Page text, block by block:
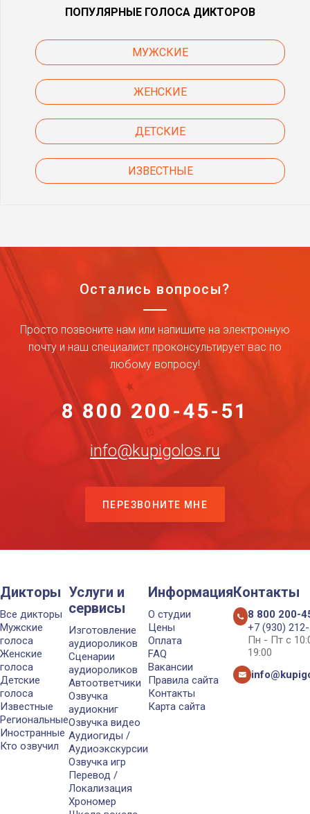
ПОПУЛЯРНЫЕ ГОЛОСА ДИКТОРОВ
МУЖСКИЕ
ЖЕНСКИЕ
ДЕТСКИЕ
ИЗВЕСТНЫЕ
Остались вопросы?
Просто позвоните нам или напишите на электронную
почту и наш специалист проконсультирует вас по
любому вопросу!
8 800 200-45-51
info@kupigolos.ru
ПЕРЕЗВОНИТЕ МНЕ
Дикторы
Все дикторы
Мужские
голоса
Женские
голоса
Детские
голоса
Известные
Региональные
Иностранные
Кто озвучил
Услуги и
сервисы
Изготовление
аудиороликов
Сценарии
аудиороликов
Автоответчики
Озвучка
аудиокниг
Озвучка видео
Аудиогиды /
Аудиоэкскурсии
Озвучка игр
Перевод /
Локализация
Хрономер
Информация
О студии
Цены
Оплата
FAQ
Вакансии
Правила сайта
Контакты
Карта сайта
Контакты
8 800 200-
+7 (930)
Пн - Пт с
19:00